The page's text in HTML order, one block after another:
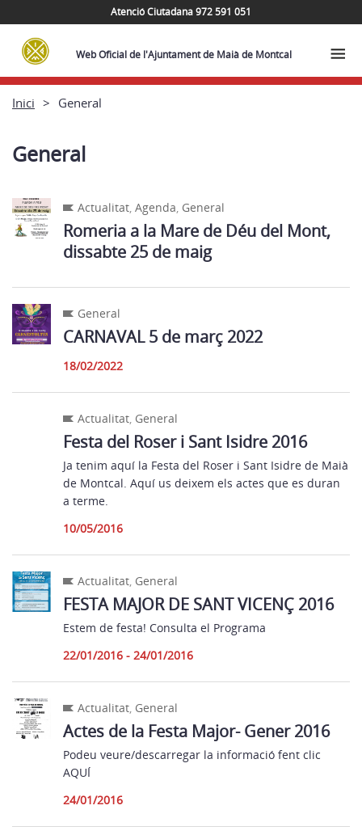
Atenció Ciutadana 972 591 051
Web Oficial de l'Ajuntament de Maià de Montcal
Inici General
General
Actualitat,Agenda, General
Romeria a la Mare de Déu del Mont,
dissabte 25 de maig
General
CARNAVAL 5 de març 2022
18/02/2022
Actualitat, General
Festa del Roser i Sant Isidre 2016
Ja tenim aquí la Festa del Roser i Sant Isidre de Maià
de Montcal. Aquí us deixem els actes que es duran
a terme.
10/05/2016
Actualitat, General
FESTA MAJOR DE SANT VICENÇ 2016
Estem de festa! Consulta el Programa
22/01/2016 - 24/01/2016
Actualitat, General
Actes de la Festa Major- Gener 2016
Podeu veure/descarregar la informació fent clic
AQUÍ
24/01/2016